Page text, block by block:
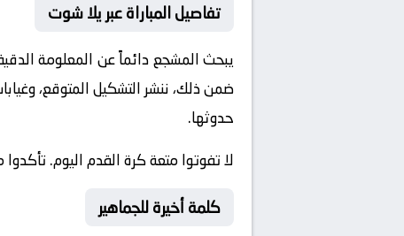
تفاصيل المباراة عبر يلا شوت
يبحث المشجع دائماً عن المعلومة
ضمن ذلك، ننشر التشكيل المتوقع،
حدوثها.
لا تفوتوا متعة كرة القدم اليوم.
كلمة أخيرة للجماهير